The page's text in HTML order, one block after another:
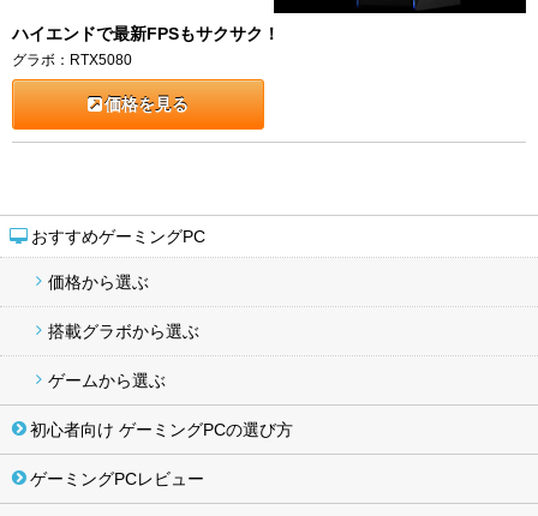
おすすめゲーミングPC
価格から選ぶ
搭載グラボから選ぶ
ゲームから選ぶ
初心者向け ゲーミングPCの選び方
ゲーミングPCレビュー
ハイエンドで最新FPSもサクサク！
グラボ：RTX5080
価格を見る